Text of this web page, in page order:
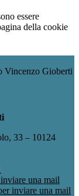
essere
della cookie
Vincenzo Gioberti
33 – 10124
una mail
inviare una mail